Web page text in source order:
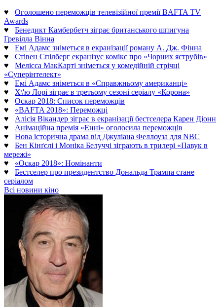
♥ Оголошено переможців телевізійної премії BAFTA TV
Awards
♥ Бенедикт Камбербетч зіграє британського шпигуна
Гревілла Вінна
♥ Емі Адамс зніметься в екранізації роману А. Дж. Фінна
♥ Стівен Спілберг екранізує комікс про «Чорних яструбів»
♥ Мелісса МакКарті зніметься у комедійній стрічці
«Суперінтелект»
♥ Емі Адамс зніметься в «Справжньому американці»
♥ Х\'ю Лорі зіграє в третьому сезоні серіалу «Корона»
♥ Оскар 2018: Список переможців
♥ «BAFTA 2018»: Переможці
♥ Алісія Вікандер зіграє в екранізації бестселера Карен Діонн
♥ Анімаційна премія «Енні» оголосила переможців
♥ Нова історична драма від Джуліана Феллоуза для NBC
♥ Бен Кінґслі і Моніка Белуччі зіграють в трилері «Павук в
мережі»
♥ «Оскар 2018»: Номінанти
♥ Бестселер про президентство Дональда Трампа стане
серіалом
Всі новини кіно